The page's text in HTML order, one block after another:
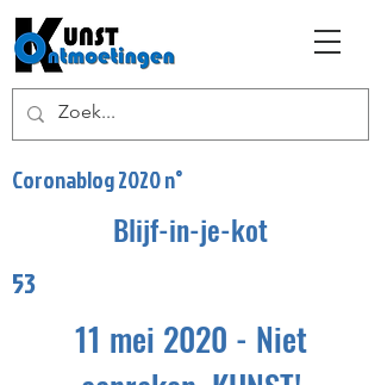
Coronablog 2020 n°
Blijf-in-je-kot
53
11 mei 2020 - Niet